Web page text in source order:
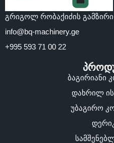
გრიგოლ რობაქიძის გამზირი
info@bq-machinery.ge
+995 593 71 00 22
ბაგირიანი
დახრილ
უბაგირო